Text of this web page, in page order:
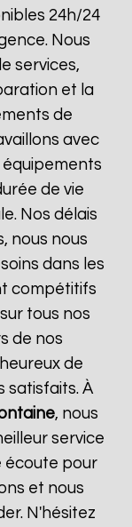
24h/24
Nous
services,
et la
de
avec
de vie
Nos délais
nous nous
dans les
compétitifs
tous nos
de nos
de
satisfaits. À
, nous
service
écoute pour
et nous
N'hésitez